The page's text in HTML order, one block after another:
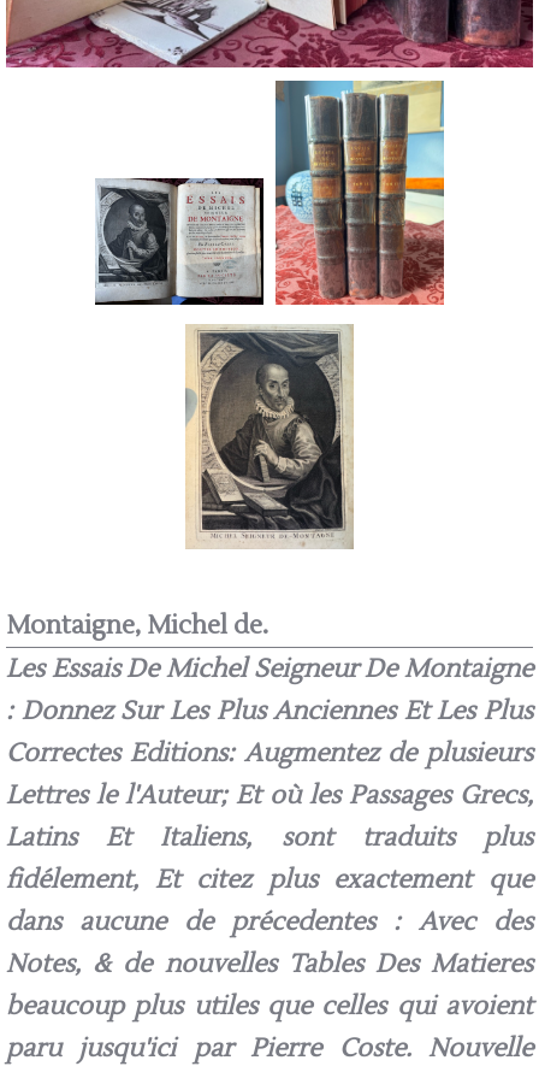
Montaigne, Michel de.
Les Essais De Michel Seigneur De Montaigne
: Donnez Sur Les Plus Anciennes Et Les Plus
Correctes Editions: Augmentez de plusieurs
Lettres le l'Auteur; Et où les Passages Grecs,
Latins Et Italiens, sont traduits plus
fidélement, Et citez plus exactement que
dans aucune de précedentes : Avec des
Notes, & de nouvelles Tables Des Matieres
beaucoup plus utiles que celles qui avoient
paru jusqu'ici par Pierre Coste. Nouvelle